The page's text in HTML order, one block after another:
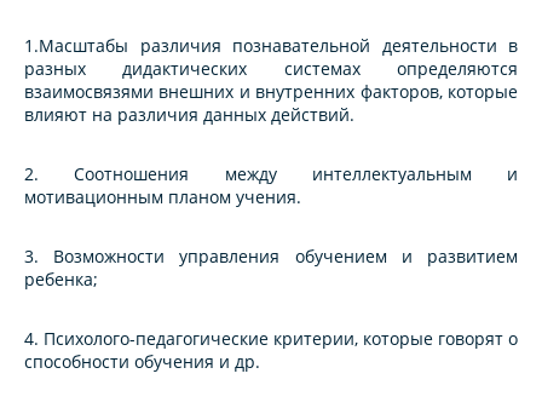
1.Масштабы различия познавательной деятельности в
разных дидактических системах определяются
взаимосвязями внешних и внутренних факторов, которые
влияют на различия данных действий.
2. Соотношения между интеллектуальным и
мотивационным планом учения.
3. Возможности управления обучением и развитием
ребенка;
4. Психолого-педагогические критерии, которые говорят о
способности обучения и др.